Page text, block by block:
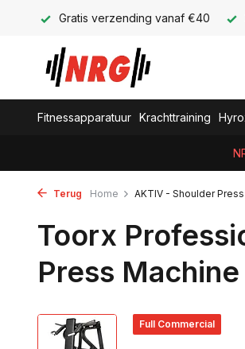
Gratis verzending vanaf €40
Fitnessapparatuur Krachttraining
Terug Home AKTIV - Shoulder
Toorx
Press
Full Commercial